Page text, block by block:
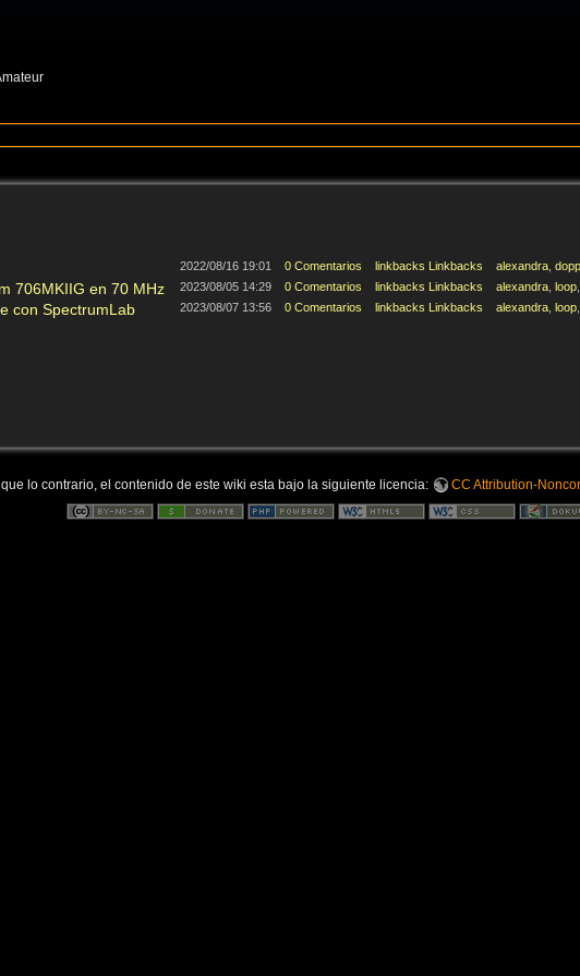
2022/08/16 19:01 0 Comentarios linkbacks Linkbacks alexandra
706MKIIG en 70 MHz 2023/08/05 14:29 0 Comentarios linkbacks Linkbacks alexandra loop
con SpectrumLab 2023/08/07 13:56 0 Comentarios linkbacks Linkbacks alexandra loop
lo contrario, el contenido de este wiki esta bajo la siguiente licencia: CC Attribution-